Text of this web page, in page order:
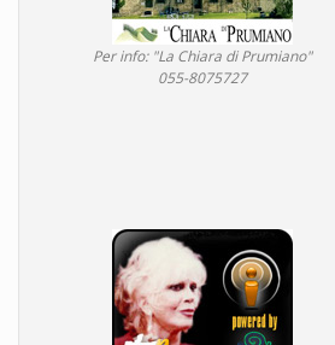
Per info: "La Chiara di Prumiano"
055-8075727